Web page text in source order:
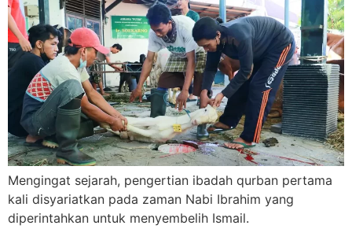
Mengingat sejarah, pengertian ibadah qurban pertama
kali disyariatkan pada zaman Nabi Ibrahim yang
diperintahkan untuk menyembelih Ismail.